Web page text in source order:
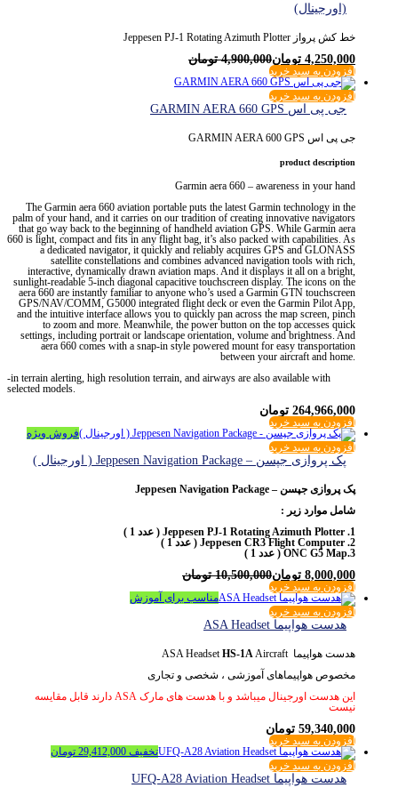
(اورجینال)
خط کش پرواز Jeppesen PJ-1 Rotating Azimuth Plotter
4,250,000 تومان4,900,000 تومان
افزودن به سبد خرید
افزودن به سبد خرید
جی پی اس GARMIN AERA 660 GPS
جی پی اس GARMIN AERA 600 GPS
product description
Garmin aera 660 – awareness in your hand
The Garmin aera 660 aviation portable puts the latest Garmin technology in the
palm of your hand, and it carries on our tradition of creating innovative navigators
that go way back to the beginning of handheld aviation GPS. While Garmin aera
660 is light, compact and fits in any flight bag, it’s also packed with capabilities. As
a dedicated navigator, it quickly and reliably acquires GPS and GLONASS
satellite constellations and combines advanced navigation tools with rich,
interactive, dynamically drawn aviation maps. And it displays it all on a bright,
sunlight-readable 5-inch diagonal capacitive touchscreen display. The icons on the
aera 660 are instantly familiar to anyone who’s used a Garmin GTN touchscreen
GPS/NAV/COMM, G5000 integrated flight deck or even the Garmin Pilot App,
and the intuitive interface allows you to quickly pan across the map screen, pinch
to zoom and more. Meanwhile, the power button on the top accesses quick
settings, including portrait or landscape orientation, volume and brightness. And
aera 660 comes with a snap-in style powered mount for easy transportation
between your aircraft and home.
-in terrain alerting, high resolution terrain, and airways are also available with
selected models.
264,966,000 تومان
افزودن به سبد خرید
فروش ویژه
افزودن به سبد خرید
پک پروازی جپسن – Jeppesen Navigation Package ( اورجینال )
پک پروازی جپسن – Jeppesen Navigation Package
شامل موارد زیر :
1. Jeppesen PJ-1 Rotating Azimuth Plotter ( عدد 1 )
2. Jeppesen CR3 Flight Computer ( عدد 1 )
3.ONC G5 Map ( عدد 1 )
8,000,000 تومان10,500,000 تومان
افزودن به سبد خرید
مناسب برای آموزش
افزودن به سبد خرید
هدست هواپیما ASA Headset
هدست هواپیما ASA Headset HS-1AAircraft
مخصوص هواپیماهای آموزشی ، شخصی و تجاری
این هدست اورجینال میباشد و با هدست های مارک ASA دارند قابل مقایسه
نیست
59,340,000 تومان
افزودن به سبد خرید
تخفیف 29,412,000 تومان
افزودن به سبد خرید
هدست هواپیما UFQ-A28 Aviation Headset